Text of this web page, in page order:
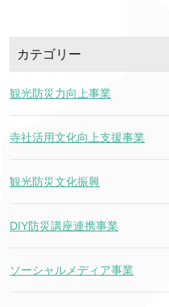
カテゴリー
観光防災力向上事業
寺社活用文化向上支援事業
観光防災文化振興
DIY防災講座連携事業
ソーシャルメディア事業